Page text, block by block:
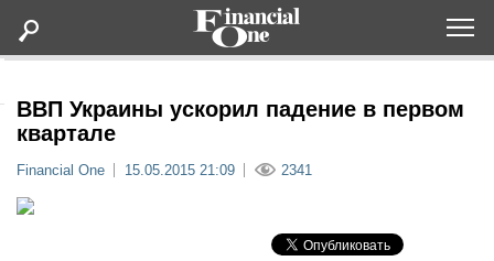
Статьи
ВВП Украины ускорил падение в первом
квартале
Financial One 15.05.2015 21:09 2341